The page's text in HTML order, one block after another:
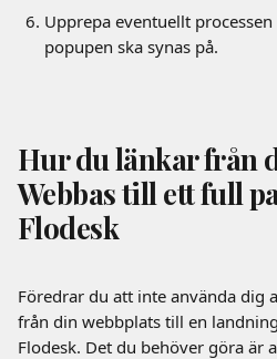
Upprepa eventuellt
popupen ska synas på.
Hur du länkar från
Webbas till ett full
Flodesk
Föredrar du att inte använda dig
från din webbplats till en
Flodesk. Det du behöver göra är